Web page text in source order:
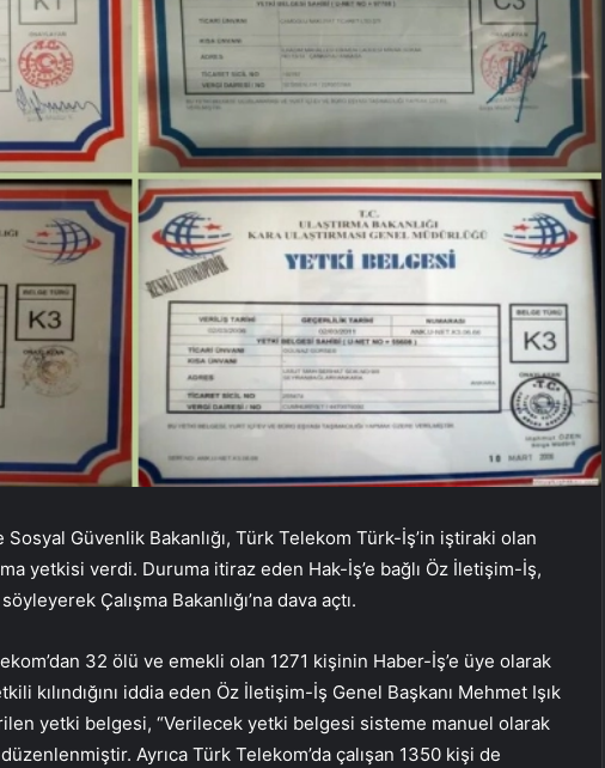
Sosyal Güvenlik Bakanlığı, Türk Telekom Türk-İş’in iştiraki olan
yetkisi verdi. Duruma itiraz eden Hak-İş’e bağlı Öz İletişim-İş,
Çalışma Bakanlığı’na dava açtı.
32 ölü ve emekli olan 1271 kişinin Haber-İş’e üye olarak
kılındığını iddia eden Öz İletişim-İş Genel Başkanı Mehmet Işık
yetki belgesi, “Verilecek yetki belgesi sisteme manuel olarak
Ayrıca Türk Telekom’da çalışan 1350 kişi de